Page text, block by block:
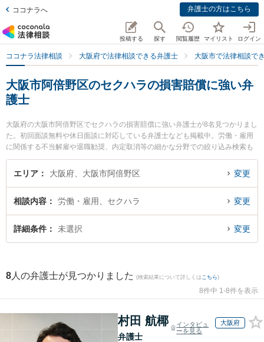
ココナラへ 弁護士の方はこちら
投稿する 探す 閲覧履歴 マイリスト ログイン
ココナラ法律相談 大阪府で法律相談できる弁護士 大阪市で法律相談で
大阪市阿倍野区のセクハラの損害賠償に強い弁
護士
大阪府の大阪市阿倍野区でセクハラの損害賠償に強い弁護士が8名見つかりまし
た。初回面談無料や休日面談に対応している弁護士なども掲載中。労働・雇用
に関係する不当解雇や退職勧奨、内定取消等の細かな分野での絞り込み検索も
でき便利です。特に天王寺総合法律事務所の大前 貴子弁護士や阿倍野なみはや
法律事務所の髙橋 優弁護士、天王寺総合法律事務所の山本 達也弁護士のプロフ
したい』『セクハラの損害賠償のトラブル解決の実績豊富な近くの弁護士を検
索したい』『初回相談無料でセクハラの損害賠償を法律相談できる大阪市阿倍
野区内の弁護士に相談予約したい』などでお困りの相談者さんにおすすめで
エリア 大阪府、大阪市阿倍野区 変更
相談内容 労働・雇用、セクハラ 変更
詳細条件 未選択 変更
8 人の弁護士が見つかりました (検索結果について詳しくは こちら)
8件中 1-8件を表示
村田 航椰
弁護士
インタビュ
ーを見る
大阪府